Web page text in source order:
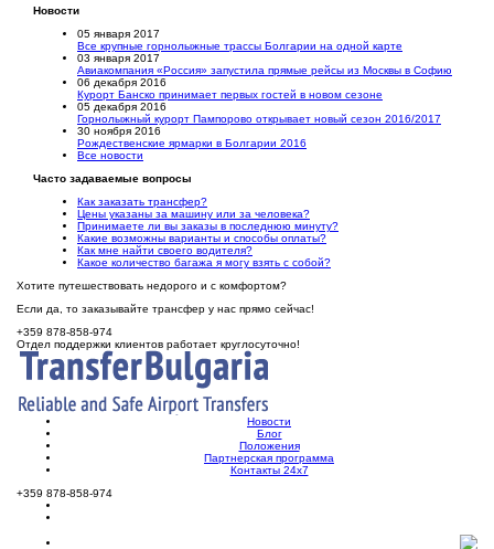
Новости
05 января 2017
Все крупные горнолыжные трассы Болгарии на одной карте
03 января 2017
Авиакомпания «Россия» запустила прямые рейсы из Москвы в Софию
06 декабря 2016
Курорт Банско принимает первых гостей в новом сезоне
05 декабря 2016
Горнолыжный курорт Пампорово открывает новый сезон 2016/2017
30 ноября 2016
Рождественские ярмарки в Болгарии 2016
Все новости
Часто задаваемые вопросы
Как заказать трансфер?
Цены указаны за машину или за человека?
Принимаете ли вы заказы в последнюю минуту?
Какие возможны варианты и способы оплаты?
Как мне найти своего водителя?
Какое количество багажа я могу взять с собой?
Хотите путешествовать недорого и с комфортом?
Если да, то заказывайте трансфер у нас прямо сейчас!
+359 878-858-974
Отдел поддержки клиентов работает круглосуточно!
Новости
Блог
Положения
Партнерская программа
Контакты 24х7
+359 878-858-974